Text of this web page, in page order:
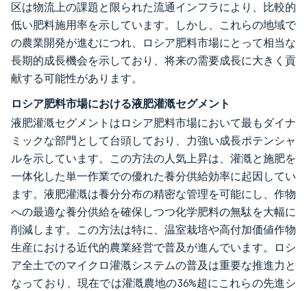
区は物流上の課題と限られた流通インフラにより、比較的
低い肥料施用率を示しています。しかし、これらの地域で
の農業開発が進むにつれ、ロシア肥料市場にとって相当な
長期的成長機会を示しており、将来の需要成長に大きく貢
献する可能性があります。
ロシア肥料市場における液肥灌漑セグメント
液肥灌漑セグメントはロシア肥料市場において最もダイナ
ミックな部門として台頭しており、力強い成長ポテンシャ
ルを示しています。この方法の人気上昇は、灌漑と施肥を
一体化した単一作業での優れた養分供給効率に起因してい
ます。液肥灌漑は養分分布の精密な管理を可能にし、作物
への最適な養分供給を確保しつつ化学肥料の無駄を大幅に
削減します。この方法は特に、温室栽培や高付加価値作物
生産における近代的農業経営で普及が進んでいます。ロシ
ア全土でのマイクロ灌漑システムの普及は重要な推進力と
なっており、現在では灌漑農地の36%超にこれらの先進シ